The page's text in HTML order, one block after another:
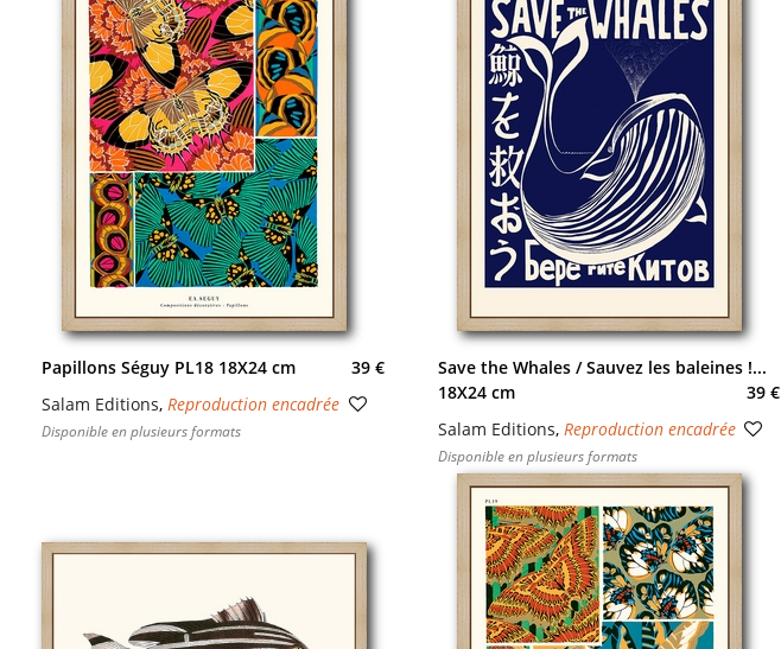
Papillons Séguy PL18 18X24 cm
39 €
Salam Editions,Reproduction encadrée
Disponible en plusieurs formats
Save the Whales / Sauvez les baleines !...
18X24 cm
39 €
Salam Editions, Reproduction encadrée
Disponible en plusieurs formats